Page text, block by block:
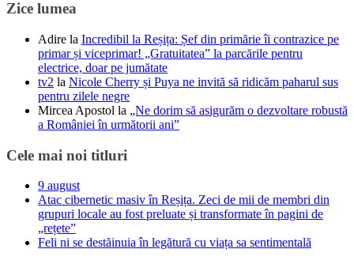
Zice lumea
Adire la Incredibil la Reșița: Șef din primărie îi contrazice pe
primar și viceprimar! „Gratuitatea” la parcările pentru
electrice, doar pe jumătate
tv2 la Nicole Cherry și Puya ne invită să ridicăm paharul sus
pentru zilele negre
Mircea Apostol la „Ne dorim să asigurăm o dezvoltare robustă
a României în următorii ani”
Cele mai noi titluri
9 august
Atac cibernetic masiv în Reșița. Zeci de mii de membri din
grupuri locale au fost preluate și transformate în pagini de
„rețete”
Feli ni se destăinuia în legătură cu viața sa sentimentală